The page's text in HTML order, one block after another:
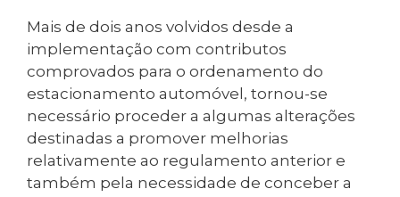
Mais de dois anos volvidos desde a
implementação com contributos
comprovados para o ordenamento do
estacionamento automóvel, tornou-se
necessário proceder a algumas alterações
destinadas a promover melhorias
relativamente ao regulamento anterior e
também pela necessidade de conceber a